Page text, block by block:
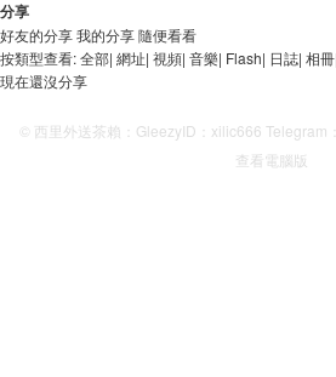
分享
好友的分享我的分享隨便看看
按類型查看:全部| 網址| 視頻| 音樂| Flash| 日誌| 相冊
現在還沒分享
© 西里外送茶賴：GleezyID：xilic666
查看電腦版